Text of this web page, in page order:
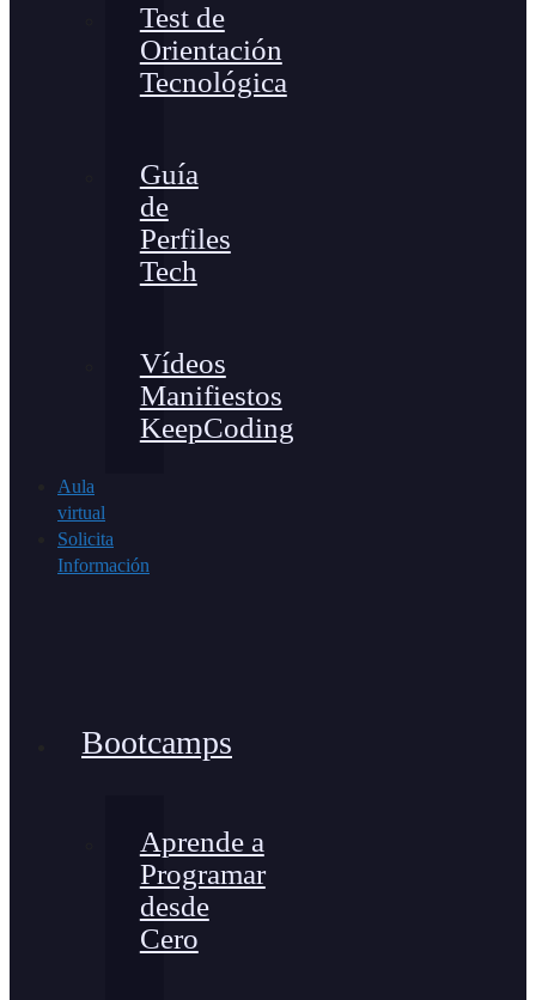
Test de
Orientación
Tecnológica
Guía
de
Perfiles
Tech
Vídeos
Manifiestos
KeepCoding
Aula
virtual
Solicita
Información
Bootcamps
Aprende a
Programar
desde
Cero